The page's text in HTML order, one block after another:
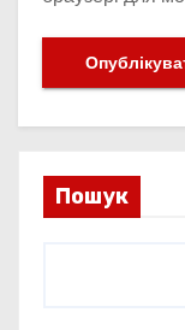
Пошук